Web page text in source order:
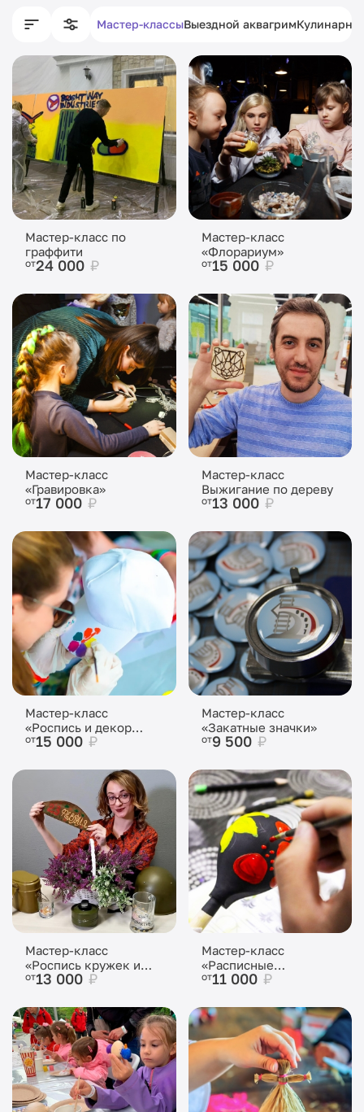
Мастер-классыВыездной аквагрим
Мастер-класс по
граффити
от24 000 ₽
Мастер-класс
«Флорариум»
от15 000₽
Мастер-класс
«Гравировка»
от17 000 ₽
Мастер-класс
Выжигание по дереву
от13 000 ₽
Мастер-класс
«Роспись и декор
головных уборов»
от15 000 ₽
Мастер-класс
«Закатные значки»
от9 500 ₽
Мастер-класс
«Роспись кружек и
фляжек»
от13 000 ₽
Мастер-класс
«Расписные
деревянные ложки»
от11 000 ₽